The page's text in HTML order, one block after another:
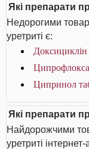
Які препарати
Недорогими
уретриті є:
Ципринол
Які препарати
Найдорожчими
уретриті